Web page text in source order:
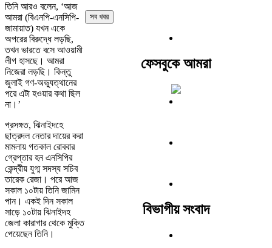
তিনি আরও বলেন, ‘আজ
আমরা (বিএনপি-এনসিপি-
জামায়াত) যখন একে
অপরের বিরুদ্ধে লড়ছি,
তখন ভারতে বসে আওয়ামী
লীগ হাসছে। আমরা
নিজেরা লড়ছি। কিন্তু
জুলাই গণ-অভ্যুত্থানের
পরে এটা হওয়ার কথা ছিল
না।’
প্রসঙ্গত, ঝিনাইদহে
ছাত্রদল নেতার দায়ের করা
মামলায় গতকাল রোববার
গ্রেপ্তার হন এনসিপির
কেন্দ্রীয় যুগ্ম সদস্য সচিব
তারেক রেজা। পরে আজ
সকাল ১০টায় তিনি জামিন
পান। একই দিন সকাল
সাড়ে ১০টায় ঝিনাইদহ
জেলা কারাগার থেকে মুক্তি
পেয়েছেন তিনি।
সব খবর
ফেসবুকে আমরা
বিভাগীয় সংবাদ